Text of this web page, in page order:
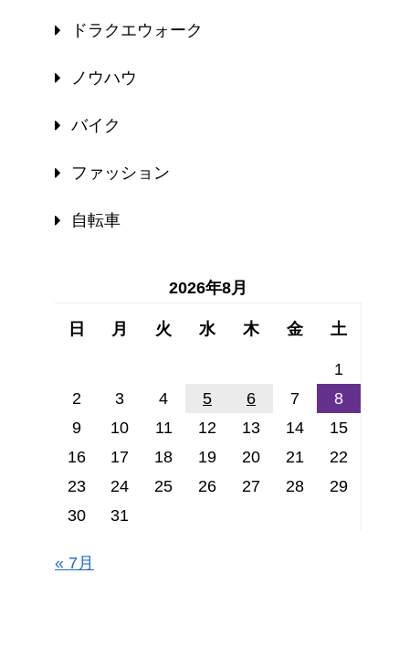
ドラクエウォーク
ノウハウ
バイク
ファッション
自転車
2026年8月
日 月 火 水 木 金 土
1
2
3 4 5 6 7
8
9
10 11 12 13 14
15
16
17 18 19 20 21
22
23
24 25 26 27 28
29
30
31
« 7月